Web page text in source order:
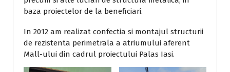
baza proiectelor de la beneficiari.
In 2012 am realizat confectia si montajul structurii
de rezistenta perimetrala a atriumului aferent
Mall-ului din cadrul proiectului Palas Iasi.